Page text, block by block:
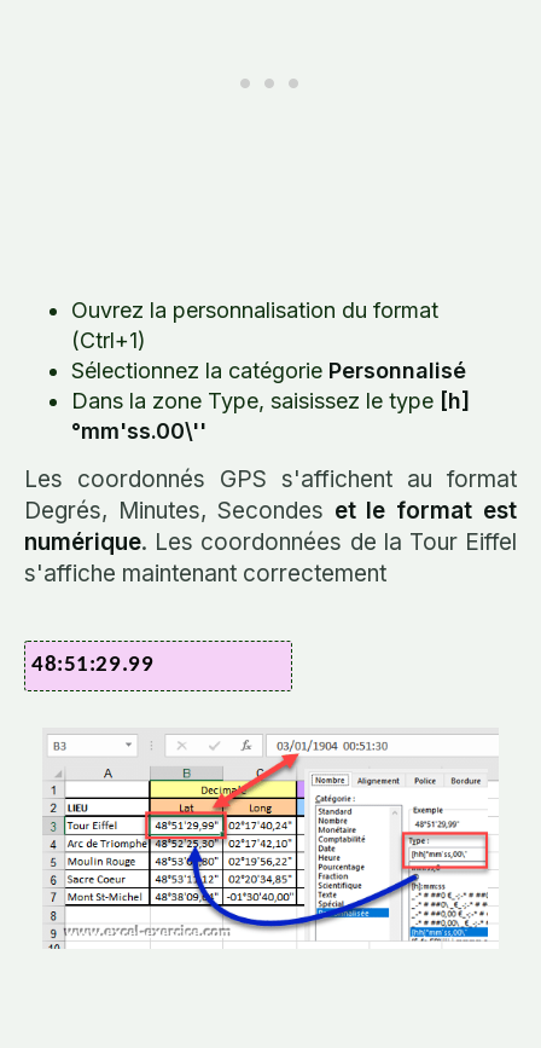
Ouvrez la personnalisation du format
(Ctrl+1)
Sélectionnez la catégorie Personnalisé
Dans la zone Type, saisissez le type [h]
°mm'ss.00\''
Les coordonnés GPS s'affichent au format
Degrés, Minutes, Secondes et le format est
numérique. Les coordonnées de la Tour Eiffel
s'affiche maintenant correctement
48:51:29.99